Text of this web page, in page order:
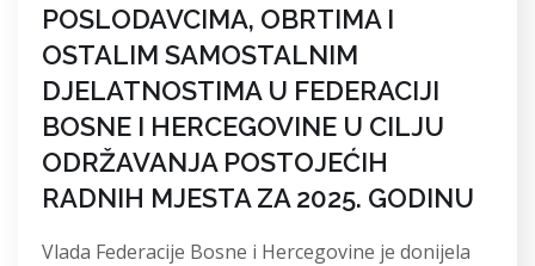
POSLODAVCIMA, OBRTIMA I
OSTALIM SAMOSTALNIM
DJELATNOSTIMA U FEDERACIJI
BOSNE I HERCEGOVINE U CILJU
ODRŽAVANJA POSTOJEĆIH
RADNIH MJESTA ZA 2025. GODINU
Vlada Federacije Bosne i Hercegovine je donijela